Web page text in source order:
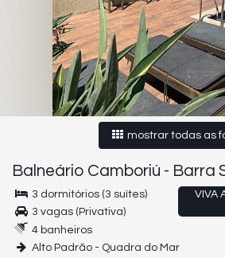
mostrar todas as
Balneário Camboriú - Barra
VIVA
3 dormitórios (3 suítes)
3 vagas (Privativa)
4 banheiros
Alto Padrão - Quadra do Mar